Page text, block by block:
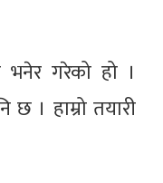
भनेर गरेको हो ।
छ । हाम्रो तयारी